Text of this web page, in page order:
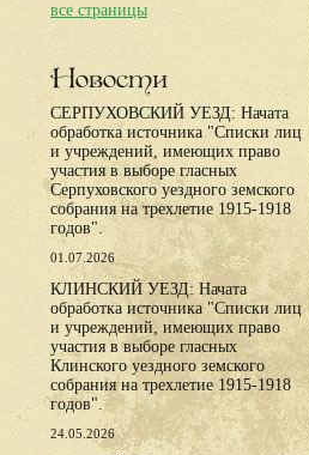
все страницы
Новости
СЕРПУХОВСКИЙ УЕЗД: Начата
обработка источника "Списки лиц
и учреждений, имеющих право
участия в выборе гласных
Серпуховского уездного земского
собрания на трехлетие 1915-1918
годов".
01.07.2026
КЛИНСКИЙ УЕЗД: Начата
обработка источника "Списки лиц
и учреждений, имеющих право
участия в выборе гласных
Клинского уездного земского
собрания на трехлетие 1915-1918
годов".
24.05.2026